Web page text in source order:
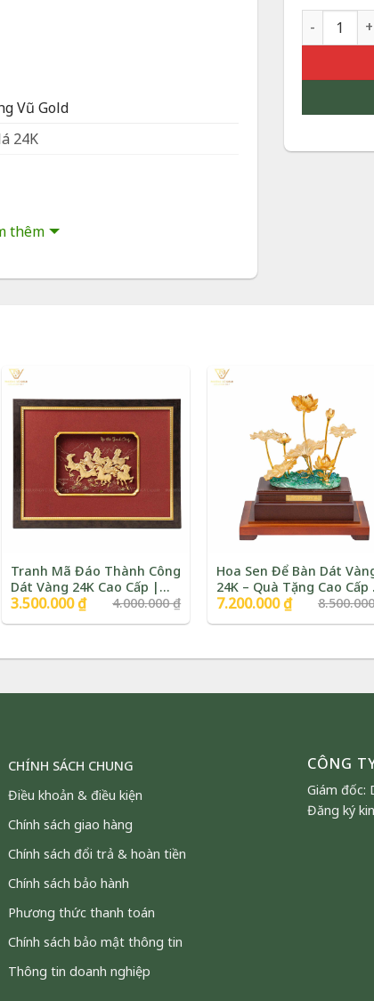
Vũ Gold
24K
đáp ứng số lượng lớn
– Quà Tặng Sếp Nữ
thế cao quý trong văn hóa Á Đông.
hình ảnh vinh hoa, phú quý và
thần.
thêm
Hoa Mẫu
Tranh Mã Đáo Thành Công
Dát Vàng 24K Cao Cấp |
Phượng Vũ Gold 4.000.000₫
Giá
gốc
là:
3.500.000₫Giá
hiện
tại
Hoa Sen Để Bàn Dát
24K – Quà Tặng Cao Cấp
Phượng Vũ Gold
Giá
gốc
là:
7.200.000₫Giá
hiện
tại
CHÍNH SÁCH CHUNG
Điều khoản & điều kiện
Chính sách giao hàng
Chính sách đổi trả & hoàn tiền
Chính sách bảo hành
Phương thức thanh toán
Chính sách bảo mật thông tin
Thông tin doanh nghiệp
CÔNG
Giám đốc:
Đăng ký